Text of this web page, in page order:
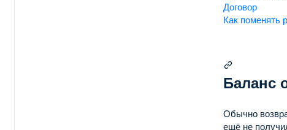
Договор
Как поменять
Баланс
Обычно
ещё не